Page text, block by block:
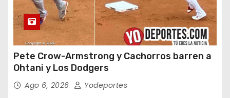
Pete Crow-Armstrong y Cachorros barren a
Ohtani y Los Dodgers
Ago 6, 2026 Yodeportes